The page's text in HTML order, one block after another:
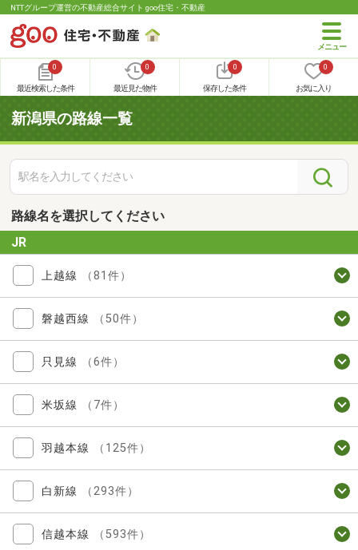
NTTグループ運営の不動産総合サイト goo住宅・不動産
0
最近検索した条件
0
最近見た物件
0
保存した条件
0
お気に入り
新潟県の路線一覧
路線名を選択してください
JR
上越線 （81件）
磐越西線 （50件）
只見線 （6件）
米坂線 （7件）
羽越本線 （125件）
白新線 （293件）
信越本線 （593件）